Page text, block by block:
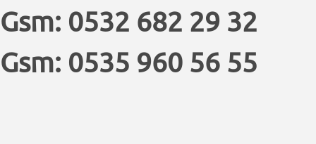
Gsm: 0532 682 29 32
Gsm: 0535 960 56 55